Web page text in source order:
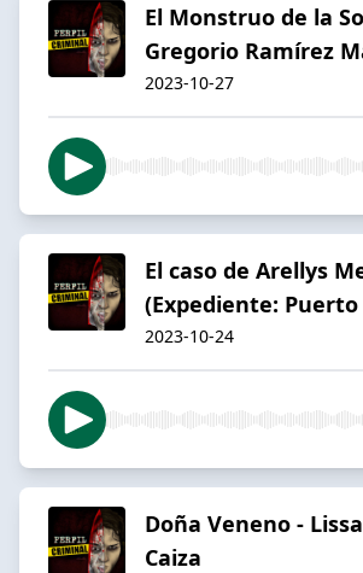
El Monstruo de la
Gregorio Ramírez
2023-10-27
El caso de Arellys
(Expediente: Puerto
2023-10-24
Doña Veneno -
Caiza